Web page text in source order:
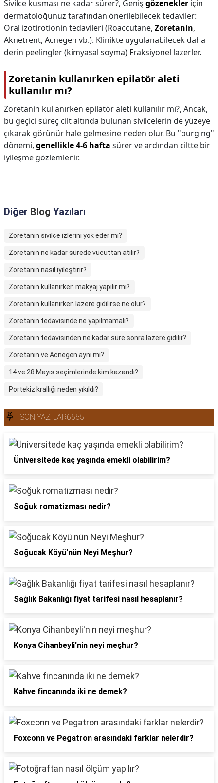
Sivilce kusması ne kadar sürer?, Geniş gözenekler için
dermatoloğunuz tarafından önerilebilecek tedaviler:
Oral izotirotionin tedavileri (Roaccutane, Zoretanin,
Aknetrent, Acnegen vb.): Klinikte uygulanabilecek daha
derin peelingler (kimyasal soyma) Fraksiyonel lazerler.
Zoretanin kullanırken epilatör aleti
kullanılır mı?
Zoretanin kullanırken epilatör aleti kullanılır mı?, Ancak,
bu geçici süreç cilt altında bulunan sivilcelerin de yüzeye
çıkarak görünür hale gelmesine neden olur. Bu "purging"
dönemi, genellikle 4-6 hafta sürer ve ardından ciltte bir
iyileşme gözlemlenir.
Diğer Blog Yazıları
Zoretanin sivilce izlerini yok eder mi?
Zoretanin ne kadar sürede vücuttan atılır?
Zoretanin nasıl iyileştirir?
Zoretanin kullanırken makyaj yapılır mı?
Zoretanin kullanırken lazere gidilirse ne olur?
Zoretanin tedavisinde ne yapılmamalı?
Zoretanin tedavisinden ne kadar süre sonra lazere gidilir?
Zoretanin ve Acnegen aynı mı?
14 ve 28 Mayıs seçimlerinde kim kazandı?
Portekiz krallığı neden yıkıldı?
SON YAZILAR6565
Üniversitede kaç yaşında emekli olabilirim?
Soğuk romatizması nedir?
Soğucak Köyü'nün Neyi Meşhur?
Sağlık Bakanlığı fiyat tarifesi nasıl hesaplanır?
Konya Cihanbeyli'nin neyi meşhur?
Kahve fincanında iki ne demek?
Foxconn ve Pegatron arasındaki farklar nelerdir?